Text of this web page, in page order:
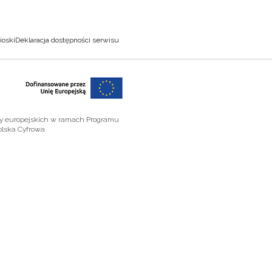
Deklaracja dostępności serwisu
europejskich w ramach Programu
Cyfrowa